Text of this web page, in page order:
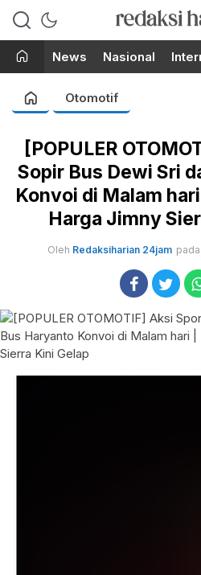
Berita Terupdate
News Nasional
Otomotif
[POPULER
Sopir Bus Dewi Sri
Konvoi di Malam
Harga Jimny
Oleh Redaksiharian 24jam